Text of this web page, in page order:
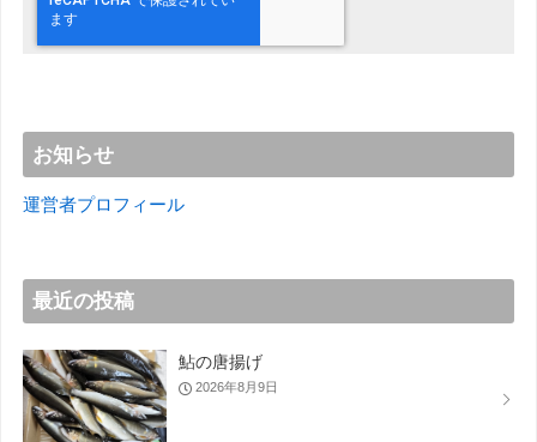
お知らせ
運営者プロフィール
最近の投稿
鮎の唐揚げ
2026年8月9日